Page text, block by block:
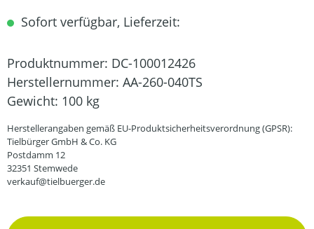
Sofort verfügbar, Lieferzeit:
Produktnummer: DC-100012426
Herstellernummer: AA-260-040TS
Gewicht: 100 kg
Herstellerangaben gemäß EU-Produktsicherheitsverordnung (GPSR):
Tielbürger GmbH & Co. KG
Postdamm 12
32351 Stemwede
verkauf@tielbuerger.de